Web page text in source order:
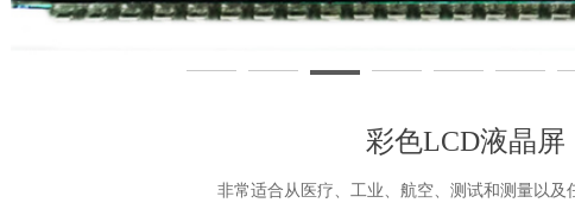
彩色LCD液晶屏
非常适合从医疗、工业、航空、测试和测量以及